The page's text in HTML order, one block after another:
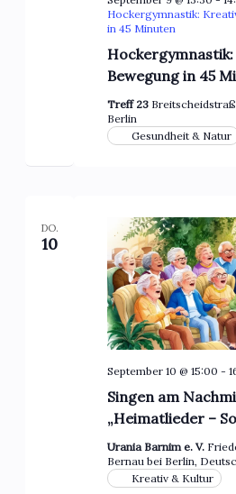
Bewegung in 45
Hockergymnastik:
in 45 Minuten
Treff 23
Berlin
Gesundheit & Natur
DO.
10
Singen am
„Heimatlieder –
September 10 @ 15:00 -
Urania Barnim e. V.
Bernau bei Berlin,
Kreativ & Kultur